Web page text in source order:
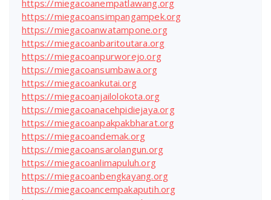
https://miegacoanempatlawang.org
https://miegacoansimpangampek.org
https://miegacoanwatampone.org
https://miegacoanbaritoutara.org
https://miegacoanpurworejo.org
https://miegacoansumbawa.org
https://miegacoankutai.org
https://miegacoanjailolokota.org
https://miegacoanacehpidiejaya.org
https://miegacoanpakpakbharat.org
https://miegacoandemak.org
https://miegacoansarolangun.org
https://miegacoanlimapuluh.org
https://miegacoanbengkayang.org
https://miegacoancempakaputih.org